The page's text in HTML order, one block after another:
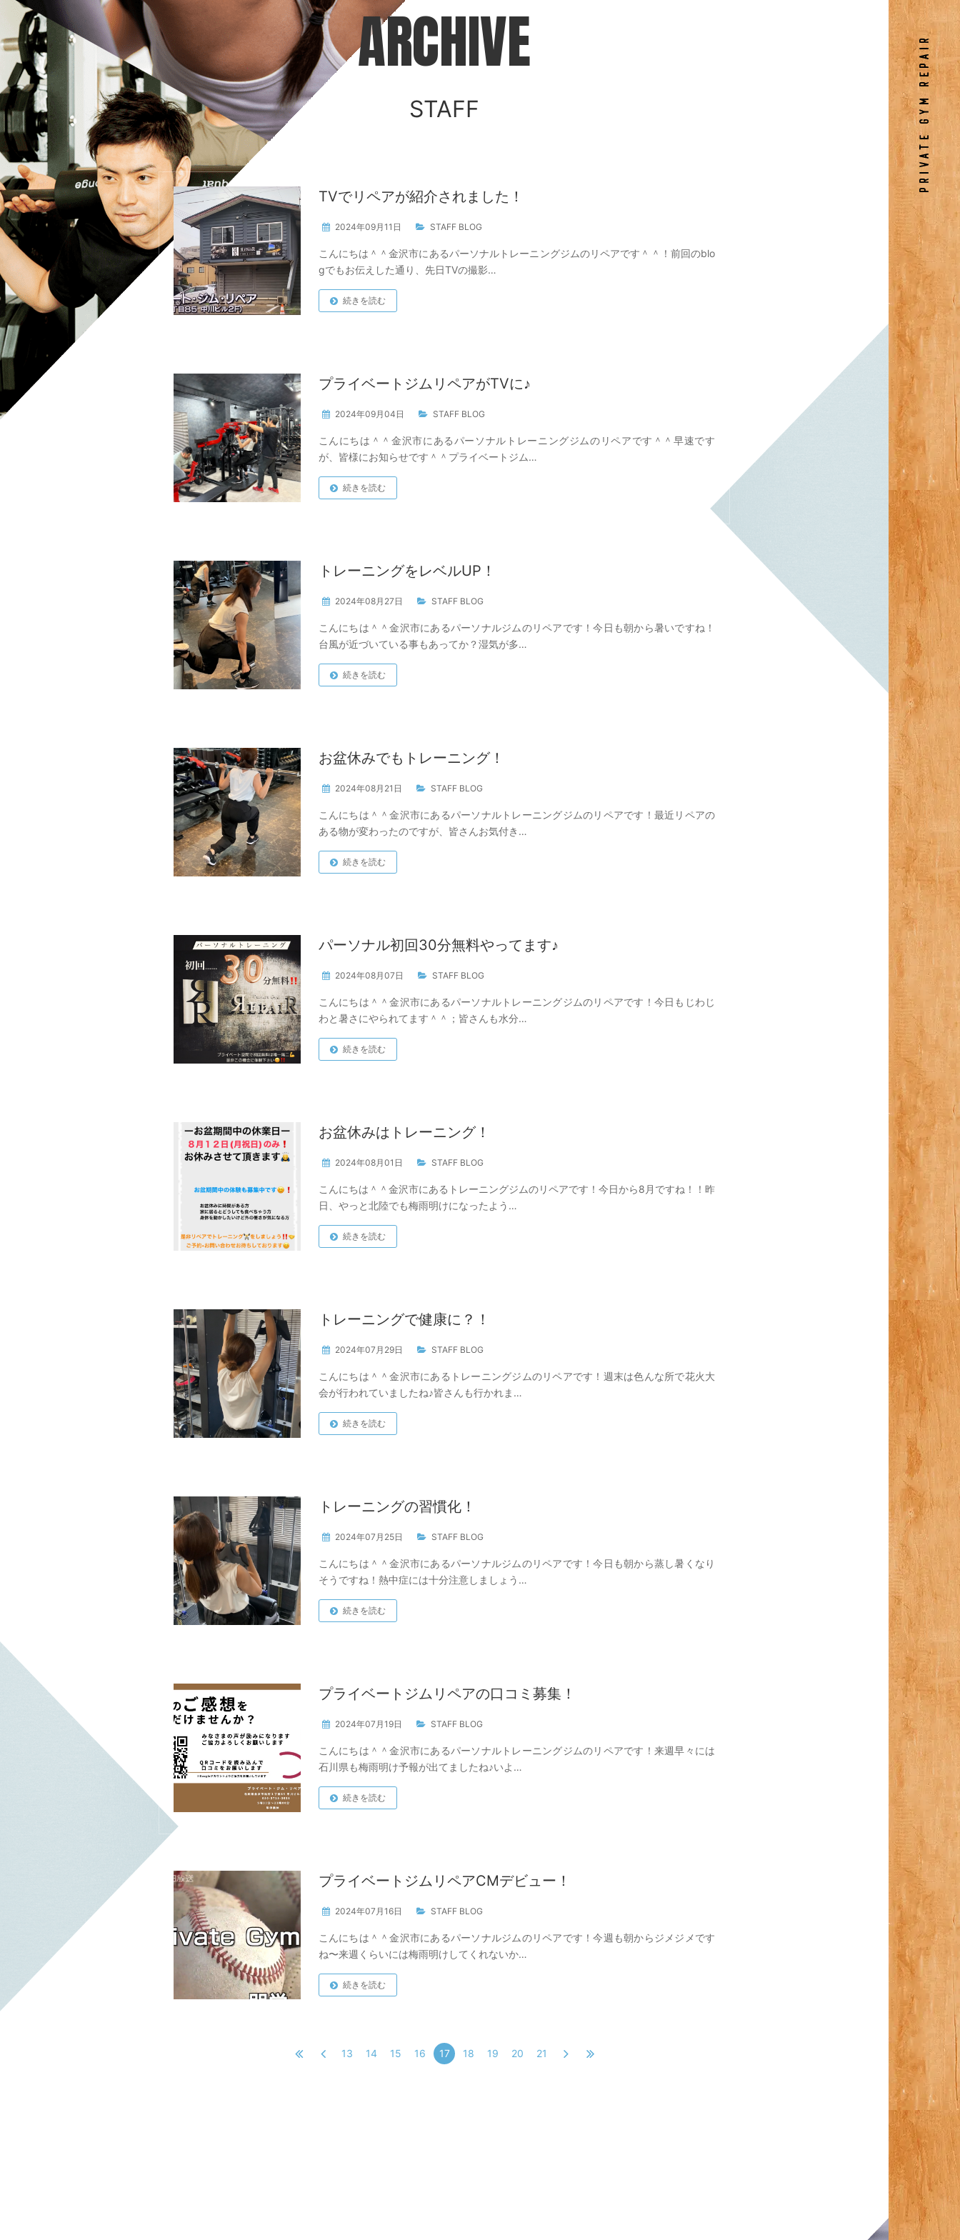
ARCHIVE
STAFF
TVでリペアが紹介されました！
2024年09月11日 STAFF BLOG
こんにちは＾＾金沢市にあるパーソナルトレーニングジムのリペアです＾＾！前回のblo
gでもお伝えした通り、先日TVの撮影…
続きを読む
プライベートジムリペアがTVに♪
2024年09月04日 STAFF BLOG
こんにちは＾＾金沢市にあるパーソナルトレーニングジムのリペアです＾＾早速です
が、皆様にお知らせです＾＾プライベートジム…
続きを読む
トレーニングをレベルUP！
2024年08月27日 STAFF BLOG
こんにちは＾＾金沢市にあるパーソナルジムのリペアです！今日も朝から暑いですね！
台風が近づいている事もあってか？湿気が多…
続きを読む
お盆休みでもトレーニング！
2024年08月21日 STAFF BLOG
こんにちは＾＾金沢市にあるパーソナルトレーニングジムのリペアです！最近リペアの
ある物が変わったのですが、皆さんお気付き…
続きを読む
パーソナル初回30分無料やってます♪
2024年08月07日 STAFF BLOG
こんにちは＾＾金沢市にあるパーソナルトレーニングジムのリペアです！今日もじわじ
わと暑さにやられてます＾＾；皆さんも水分…
続きを読む
お盆休みはトレーニング！
2024年08月01日 STAFF BLOG
こんにちは＾＾金沢市にあるトレーニングジムのリペアです！今日から8月ですね！！昨
日、やっと北陸でも梅雨明けになったよう…
続きを読む
トレーニングで健康に？！
2024年07月29日 STAFF BLOG
こんにちは＾＾金沢市にあるトレーニングジムのリペアです！週末は色んな所で花火大
会が行われていましたね♪皆さんも行かれま…
続きを読む
トレーニングの習慣化！
2024年07月25日 STAFF BLOG
こんにちは＾＾金沢市にあるパーソナルジムのリペアです！今日も朝から蒸し暑くなり
そうですね！熱中症には十分注意しましょう…
続きを読む
プライベートジムリペアの口コミ募集！
2024年07月19日 STAFF BLOG
こんにちは＾＾金沢市にあるパーソナルトレーニングジムのリペアです！来週早々には
石川県も梅雨明け予報が出てましたね♪いよ…
続きを読む
プライベートジムリペアCMデビュー！
2024年07月16日 STAFF BLOG
こんにちは＾＾金沢市にあるパーソナルジムのリペアです！今週も朝からジメジメです
ね〜来週くらいには梅雨明けしてくれないか…
続きを読む
13 14 15 16 17 18 19 20 21